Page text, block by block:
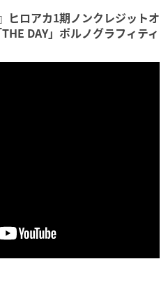
ヒロアカ1期ノンクレジットオ
DAY」ポルノグラフィティ